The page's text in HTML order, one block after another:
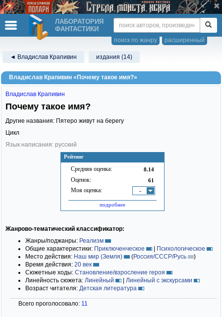
ЛАБОРАТОРИЯ
ФАНТАСТИКИ
расширенный
поиск по жанру
◄ Владислав Крапивин издания (14)
Владислав Крапивин «Почему такое имя?»
Рейтинг
Средняя оценка: 8.14
Оценок: 61
Моя оценка: -
подробнее
Владислав Крапивин
Почему такое имя?
Другие названия: Пятеро живут на берегу
Цикл
Язык написания: русский
Жанрово-тематический классификатор:
Жанры/поджанры: Реализм
Общие характеристики: Приключенческое | Психологическое
Место действия: Наш мир (Земля) (Россия/СССР/Русь
)
Время действия: 20 век
Сюжетные ходы: Становление/взросление героя
Линейность сюжета: Линейный | Линейный с экскурсами
Возраст читателя: Детская литература
Всего проголосовало: 11